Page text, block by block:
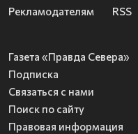
Рекламодателям RSS
Газета «Правда Севера»
Подписка
Связаться с нами
Поиск по сайту
Правовая информация